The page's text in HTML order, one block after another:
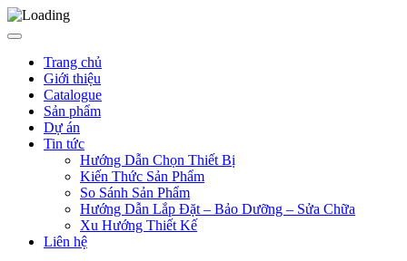
Trang chủ
Giới thiệu
Catalogue
Sản phẩm
Dự án
Tin tức
Hướng Dẫn Chọn Thiết Bị
Kiến Thức Sản Phẩm
So Sánh Sản Phẩm
Hướng Dẫn Lắp Đặt – Bảo Dưỡng – Sửa Chữa
Xu Hướng Thiết Kế
Liên hệ